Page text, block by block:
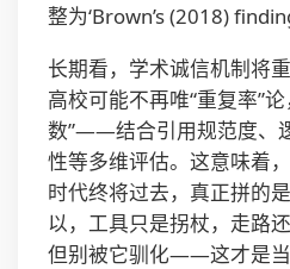
整为‘Brown’s (2018)
长期看，学术诚信机制将
高校可能不再唯“重复率”
数”——结合引用规范度、
性等多维评估。这意味着
时代终将过去，真正拼的
以，工具只是拐杖，走路
但别被它驯化——这才是